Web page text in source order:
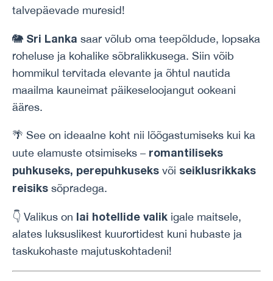
talvepäevade muresid!
🐘 Sri Lanka saar võlub oma teepõldude, lopsaka
roheluse ja kohalike sõbralikkusega. Siin võib
hommikul tervitada elevante ja õhtul nautida
maailma kauneimat päikeseloojangut ookeani
ääres.
🌴 See on ideaalne koht nii lõõgastumiseks kui ka
uute elamuste otsimiseks – romantiliseks
puhkuseks, perepuhkuseks või seiklusrikkaks
reisiks sõpradega.
👇 Valikus on lai hotellide valik igale maitsele,
alates luksuslikest kuurortidest kuni hubaste ja
taskukohaste majutuskohtadeni!